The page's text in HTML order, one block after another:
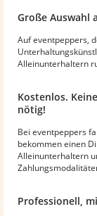
Große Auswahl
Auf eventpeppers,
Alleinunterhaltern
Kostenlos.
nötig!
Bei eventpeppers
bekommen einen
Alleinunterhaltern
Professionell,